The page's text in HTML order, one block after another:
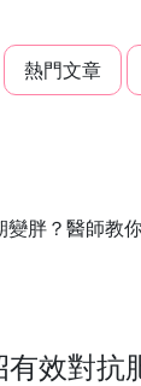
熱門文章
變胖？醫師教
效對抗